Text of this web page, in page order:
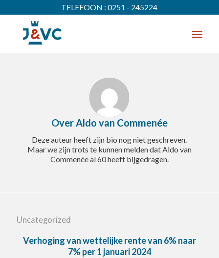
TELEFOON : 0251 - 245224
OverAldo van Commenée
Deze auteur heeft zijn bio nog niet geschreven.
Maar we zijn trots te kunnen melden dat Aldo van
Commenéeal 60 heeft bijgedragen.
Uncategorized
Verhoging van wettelijke rente van 6% naar
7% per 1 januari 2024